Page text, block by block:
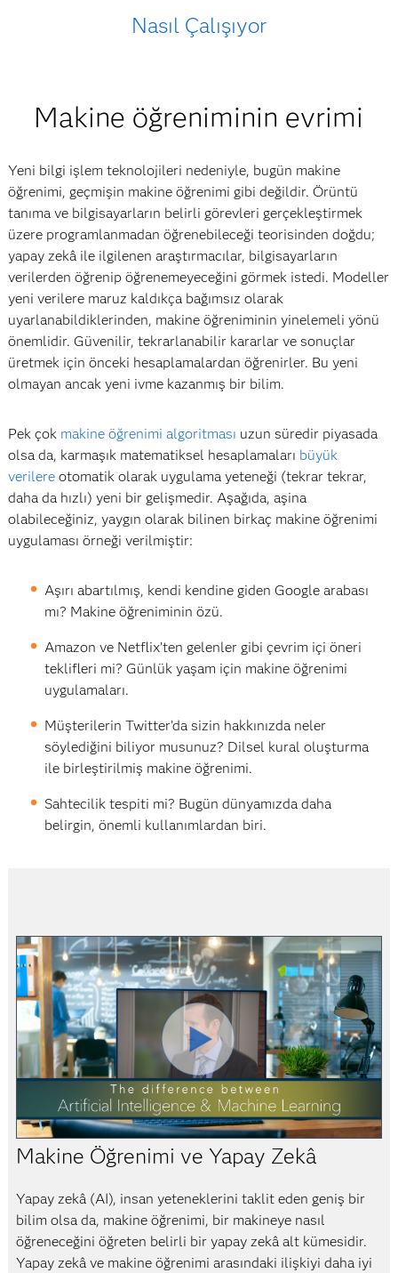
Nasıl Çalışıyor
Makine öğreniminin evrimi
Yeni bilgi işlem teknolojileri nedeniyle, bugün makine
öğrenimi, geçmişin makine öğrenimi gibi değildir. Örüntü
tanıma ve bilgisayarların belirli görevleri gerçekleştirmek
üzere programlanmadan öğrenebileceği teorisinden doğdu;
yapay zekâ ile ilgilenen araştırmacılar, bilgisayarların
verilerden öğrenip öğrenemeyeceğini görmek istedi. Modeller
yeni verilere maruz kaldıkça bağımsız olarak
uyarlanabildiklerinden, makine öğreniminin yinelemeli yönü
önemlidir. Güvenilir, tekrarlanabilir kararlar ve sonuçlar
üretmek için önceki hesaplamalardan öğrenirler. Bu yeni
olmayan ancak yeni ivme kazanmış bir bilim.
Pek çok makine öğrenimi algoritması uzun süredir piyasada
olsa da, karmaşık matematiksel hesaplamaları büyük
verilereotomatik olarak uygulama yeteneği (tekrar tekrar,
daha da hızlı) yeni bir gelişmedir. Aşağıda, aşina
olabileceğiniz, yaygın olarak bilinen birkaç makine öğrenimi
uygulaması örneği verilmiştir:
Aşırı abartılmış, kendi kendine giden Google arabası
mı? Makine öğreniminin özü.
Amazon ve Netflix’ten gelenler gibi çevrim içi öneri
teklifleri mi? Günlük yaşam için makine öğrenimi
uygulamaları.
Müşterilerin Twitter’da sizin hakkınızda neler
söylediğini biliyor musunuz? Dilsel kural oluşturma
ile birleştirilmiş makine öğrenimi.
Sahtecilik tespiti mi? Bugün dünyamızda daha
belirgin, önemli kullanımlardan biri.
Play
Video
Makine Öğrenimi ve Yapay Zekâ
Yapay zekâ (AI), insan yeteneklerini taklit eden geniş bir
bilim olsa da, makine öğrenimi, bir makineye nasıl
öğreneceğini öğreten belirli bir yapay zekâ alt kümesidir.
Yapay zekâ ve makine öğrenimi arasındaki ilişkiyi daha iyi